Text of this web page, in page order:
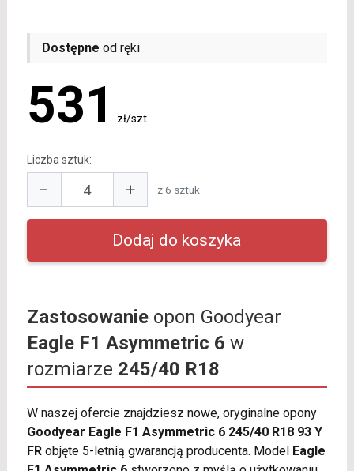
Dostępne od ręki
531 zł/szt.
Liczba sztuk:
− + z 6 sztuk
Zastosowanieopon Goodyear
Eagle F1 Asymmetric 6 w
rozmiarze 245/40 R18
W naszej ofercie znajdziesz nowe, oryginalne opony
Goodyear Eagle F1 Asymmetric 6 245/40 R18 93 Y
FRobjęte 5-letnią gwarancją producenta. Model Eagle